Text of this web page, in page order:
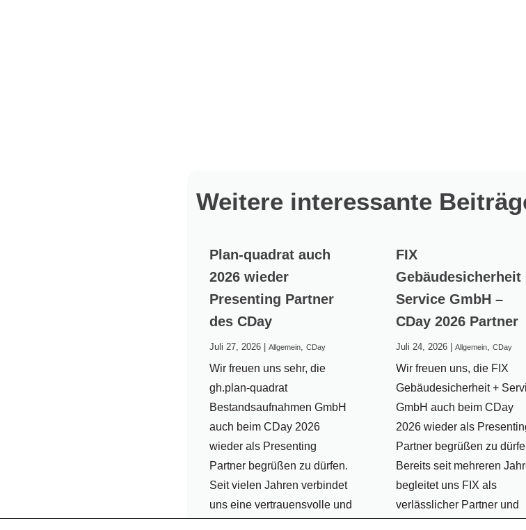
Weitere interessante
Plan-quadrat auch
2026 wieder
Presenting Partner
des CDay
Juli 27, 2026 |Allgemein,CDay
Wir freuen uns sehr, die
gh.plan-quadrat
Bestandsaufnahmen GmbH
auch beim CDay 2026
wieder als Presenting
Partner begrüßen zu dürfen.
Seit vielen Jahren verbindet
uns eine vertrauensvolle und
FIX
Gebäudesicherheit
Service GmbH –
CDay 2026 Partner
Juli 24, 2026| Allgemein, CDay
Wir freuen uns, die FIX
Gebäudesicherheit +
GmbH auch beim CDay
2026 wieder als
Partner begrüßen zu
Bereits seit mehreren
begleitet uns FIX als
verlässlicher Partner und